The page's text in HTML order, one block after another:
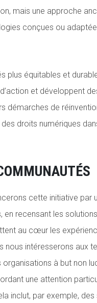
mais une approche
conçues ou
plus équitables et
et développent
démarches de
droits numériques
cette initiative par
recensant les
au cœur les
nous intéresserons aux
à but non
une attention
inclut, par exemple,